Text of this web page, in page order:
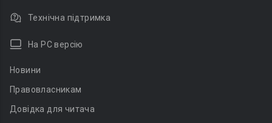
Технічна підтримка
На PC версію
Новини
Правовласникам
Довідка для читача